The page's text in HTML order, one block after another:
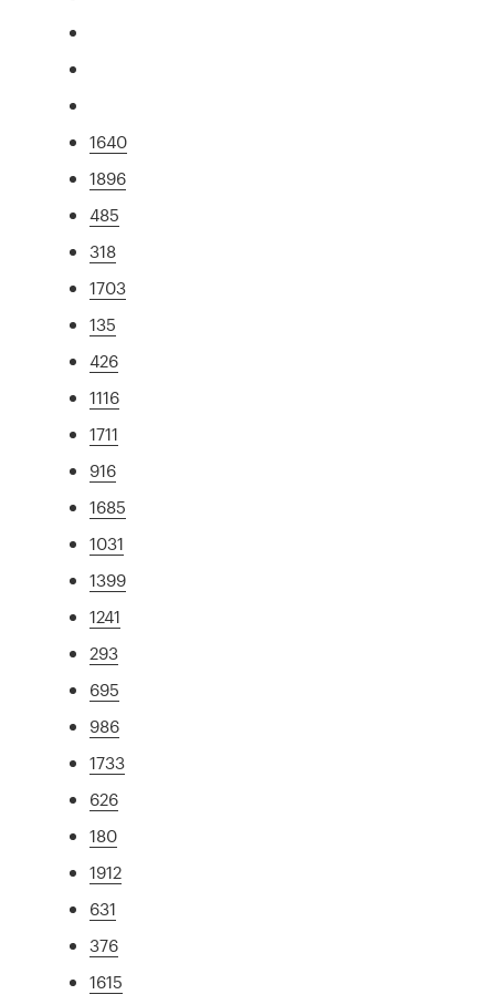
1640
1896
485
318
1703
135
426
1116
1711
916
1685
1031
1399
1241
293
695
986
1733
626
180
1912
631
376
1615